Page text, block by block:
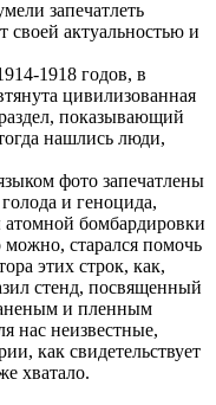
запечатлеть
своей актуальностью и
1918 годов, в
цивилизованная
показывающий
нашлись люди,
фото запечатлены
и геноцида,
бомбардировки
старался помочь
этих строк, как,
стенд, посвященный
и пленным
нас неизвестные,
как свидетельствует
хватало.